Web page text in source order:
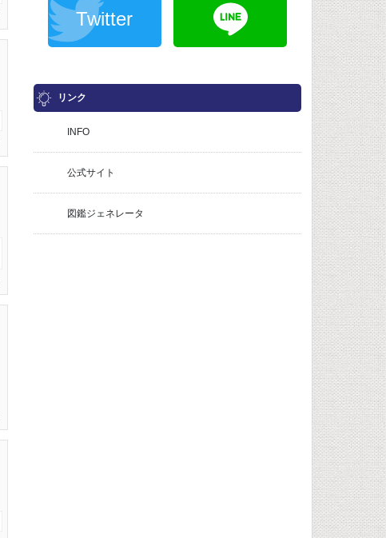
Twitter
リンク
INFO
公式サイト
図鑑ジェネレータ